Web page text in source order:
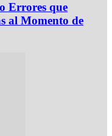
Errores que
al Momento de